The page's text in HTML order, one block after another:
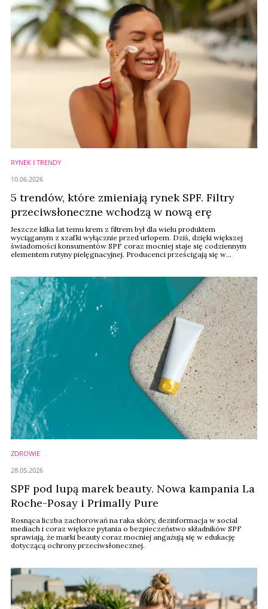
RYNEK I TRENDY
5 trendów, które zmieniają rynek SPF. Filtry
przeciwsłoneczne wchodzą w nową erę
Jeszcze kilka lat temu krem z filtrem był dla wielu produktem
wyciąganym z szafki wyłącznie przed urlopem. Dziś, dzięki większej
świadomości konsumentów SPF coraz mocniej staje się codziennym
elementem rutyny pielęgnacyjnej. Producenci prześcigają się w
globalnego rynku ochrony przeciwsłonecznej, ...
10.06.2026
ZDROWIE
SPF pod lupą marek beauty. Nowa kampania La
Roche-Posay i Primally Pure
Rosnąca liczba zachorowań na raka skóry, dezinformacja w social
mediach i coraz większe pytania o bezpieczeństwo składników SPF
sprawiają, że marki beauty coraz mocniej angażują się w edukację
dotyczącą ochrony przeciwsłonecznej.
28.05.2026